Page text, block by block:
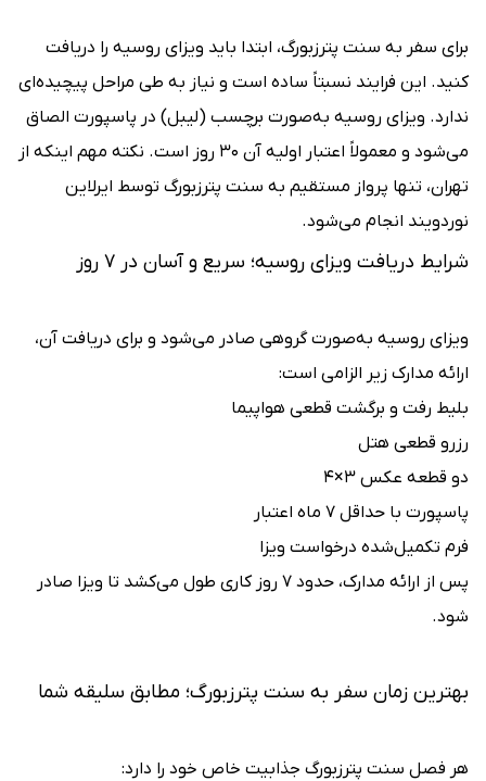
برای سفر به سنت پترزبورگ، ابتدا باید ویزای روسیه را دریافت
کنید. این فرایند نسبتاً ساده است و نیاز به طی مراحل پیچیده‌ای
ندارد. ویزای روسیه به‌صورت برچسب (لیبل) در پاسپورت الصاق
می‌شود و معمولاً اعتبار اولیه آن ۳۰ روز است. نکته مهم اینکه از
تهران، تنها پرواز مستقیم به سنت پترزبورگ توسط ایرلاین
نوردویند انجام می‌شود.
شرایط دریافت ویزای روسیه؛ سریع و آسان در ۷ روز
ویزای روسیه به‌صورت گروهی صادر می‌شود و برای دریافت آن،
ارائه مدارک زیر الزامی است:
بلیط رفت و برگشت قطعی هواپیما
رزرو قطعی هتل
دو قطعه عکس ۳×۴
پاسپورت با حداقل ۷ ماه اعتبار
فرم تکمیل‌شده درخواست ویزا
پس از ارائه مدارک، حدود ۷ روز کاری طول می‌کشد تا ویزا صادر
شود.
بهترین زمان سفر به سنت پترزبورگ؛ مطابق سلیقه شما
هر فصل سنت پترزبورگ جذابیت خاص خود را دارد: